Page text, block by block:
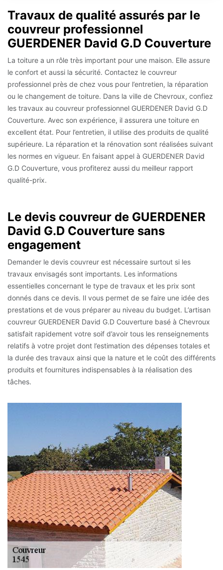
Travaux de qualité assurés par le
couvreur professionnel
GUERDENER David G.D Couverture
La toiture a un rôle très important pour une maison. Elle assure
le confort et aussi la sécurité. Contactez le couvreur
professionnel près de chez vous pour l’entretien, la réparation
ou le changement de toiture. Dans la ville de Chevroux, confiez
les travaux au couvreur professionnel GUERDENER David G.D
Couverture. Avec son expérience, il assurera une toiture en
excellent état. Pour l’entretien, il utilise des produits de qualité
supérieure. La réparation et la rénovation sont réalisées suivant
les normes en vigueur. En faisant appel à GUERDENER David
G.D Couverture, vous profiterez aussi du meilleur rapport
qualité-prix.
Le devis couvreur de GUERDENER
David G.D Couverture sans
engagement
Demander le devis couvreur est nécessaire surtout si les
travaux envisagés sont importants. Les informations
essentielles concernant le type de travaux et les prix sont
donnés dans ce devis. Il vous permet de se faire une idée des
prestations et de vous préparer au niveau du budget. L’artisan
couvreur GUERDENER David G.D Couverture basé à Chevroux
satisfait rapidement votre soif d’avoir tous les renseignements
relatifs à votre projet dont l’estimation des dépenses totales et
la durée des travaux ainsi que la nature et le coût des différents
produits et fournitures indispensables à la réalisation des
tâches.